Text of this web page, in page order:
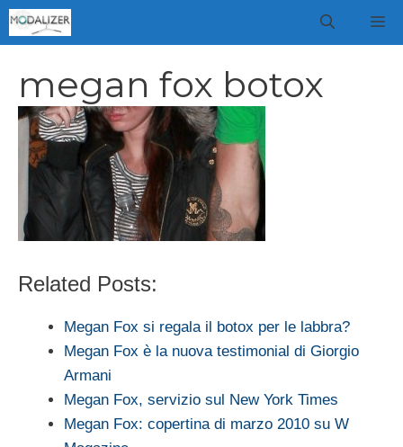
Vai
al
megan fox botox
Related Posts:
Megan Fox si regala il botox per le labbra?
Megan Fox è la nuova testimonial di Giorgio
Armani
Megan Fox, servizio sul New York Times
Megan Fox: copertina di marzo 2010 su W